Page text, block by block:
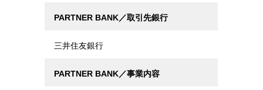
PARTNER BANK／取引先銀行
三井住友銀行
PARTNER BANK／事業内容